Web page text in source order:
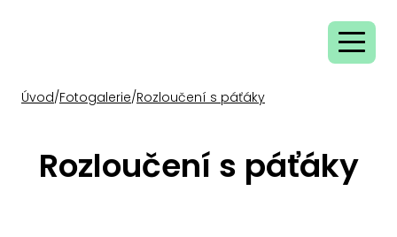
Úvod/Fotogalerie/Rozloučení s páťáky
Rozloučení s páťáky